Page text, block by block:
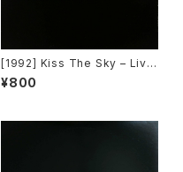
[1992] Kiss The Sky – Livin
g For You / Voodoo Chile /
What Does It Take? / Don't
¥800